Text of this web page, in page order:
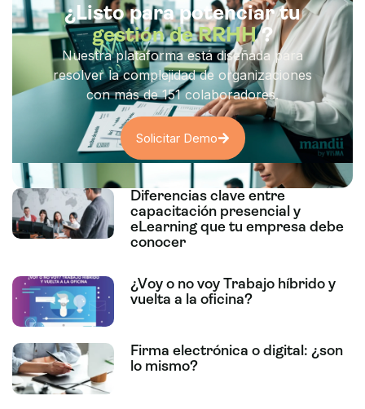
¿Listo para potenciar tu
gestión de RRHH?
Nuestra plataforma está diseñada para
resolver la complejidad de organizaciones
con más de 151 colaboradores.
Solicitar Demo
Diferencias clave entre
capacitación presencial y
eLearning que tu empresa debe
conocer
¿Voy o no voy Trabajo híbrido y
vuelta a la oficina?
Firma electrónica o digital: ¿son
lo mismo?